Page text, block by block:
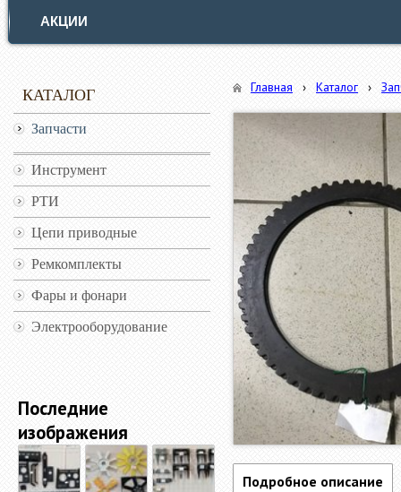
АКЦИИ
КАТАЛОГ
Запчасти
Инструмент
РТИ
Цепи приводные
Ремкомплекты
Фары и фонари
Электрооборудование
Последние
изображения
Главная › Каталог ›
Подробное описание